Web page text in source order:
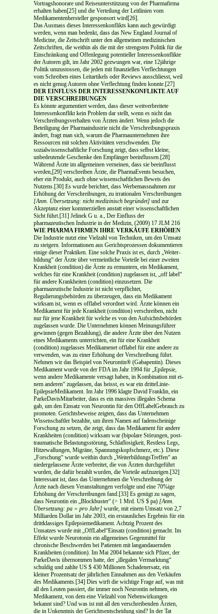
Vortragshonorare und Reiseunterstützung von der Pharmafirma
erhalten haben[25] und die Verteilung der Leitlinien vom
Medikamentenhersteller ge­sponsort wird[26].
Das Ausmass dieses Interessenkonflikts kann auch gewürdigt
werden, wenn man bedenkt, dass das New England Journal of
Medicine, die Zeitschrift unter den allgemeinen medizinischen
Zeit­schriften, die weithin als die mit der strengsten Politik für die
Einschränkung und Offenlegung po­tentieller Interessenkonflikte
der Autoren gilt, im Jahr 2002 gezwungen war, eine 12­jährige
Politik umzustossen, die jeden mit finanziellen Verflechtungen
vom Schreiben eines Leitartikels oder Re­views ausschliesst, weil
es nicht genug Autoren ohne Verflechtung finden konnte.[27]
DER EINFLUSS DER INTERESSENKONFLIKTE AUF
DIE VERSCHREIBUNGEN
Es könnte argumentiert werden, dass dieser weitverbreitete
Interessenkonflikt kein Problem dar­ stellt, wenn es nicht das
Verschreibungsverhalten von Ärzten ändert. Wenn jedoch die
Beteiligung der Pharmaindustrie nicht die Verschreibungspraxis
ändert, fragt man sich, warum die Pharmaunter­nehmen ihre
Ressourcen mit solchen Aktivitäten verschwenden. Die
sozialwissenschaftliche For­schung zeigt, dass selbst kleine,
unbedeutende Geschenke den Empfänger beeinflussen.[28]
Während Ärzte im allgemeinen verneinen, dass sie beeinflusst
werden,[29] verschreiben Ärzte, die Pharma­Events besuchen,
eher ein Produkt, auch ohne wissenschaftlichen Beweis des
Nutzens.[30] Es wurde berichtet, dass Werbemassnahmen zur
Erhöhung der Verschreibungen, zu irrationalen Verschreibun­gen
[Anm. Übersetzung: nicht medizinisch begründet] und zur
Akzeptanz einer kommerziellen an­statt einer wissenschaftlichen
Sicht führt.[31] Jelinek G u. a., Der Einfluss der
pharmazeutischen Industrie in der Medizin, (2009) 17 JLM 216
WIE PHARMA FIRMEN IHRE VERKÄUFE ERHÖHEN
Die Industrie nutzt eine Vielzahl von Techniken, um den Umsatz
zu steigern. Informationen aus Gerichtsprozessen dokumentieren
einige dieser Praktiken. Eine solche Praxis ist es, durch „Weiter­
bildung“ der Ärzte über vermeintliche Vorteile bei einer zweiten
Krankheit (condition) die Ärzte zu ermuntern, ein Medikament,
welches für eine Krankheit (condition) zugelassen ist, „off label“
für andere Krankheiten (condition) einzusetzen. Die
pharmazeutische Industrie ist nicht verpflichtet,
Regulierungsbehörden zu überzeugen, dass ein Medikament
wirksam ist, wenn es off­label verord­net wird. Ärzte können ein
Medikament für jede Krankheit (condition) verschreiben, nicht
nur für jene Krankheit für welche es von den Aufsichtsbehörden
zugelassen wurde. Die Unternehmen kön­nen Meinungsführer
gewinnen (gegen Bezahlung), die andere Ärzte über den Nutzen
eines Medika­ments unterrichten, ein für eine Krankheit
(condition) zugelasses Medikamenet off­label für eine andere zu
verwenden, was zu einer Erhöhung der Verschreibung führt.
Nehmen wir das Beispiel von Neurontin® (Gabapentin). Dieses
Medikament wurde von der FDA im Jahr 1994 für „Epilepsie,
wenn andere Medikamente versagt haben, in Kombination mit ei­
nem anderen“ zugelassen, das heisst, es war ein dritte­Linie­
Epilepsie­Medikament. Im Jahr 1996 klagte David Franklin, ein
Parke­Davis­Mitarbeiter, dass es ein massives illegales Schema
gab, um den Einsatz von Neurontin für den Off­Label­Gebrauch zu
promoten. Gerichtsbeweise zeigten, dass das Unternehmen
Wissenschaftler bezahlte, um ihren Namen auf fadenscheinige
Forschung zu set­zen, die zeigt, dass das Medikament für andere
Krankheiten (condition) wirksam war (bipolare Stö­rungen, post­
traumatische Belastungsstörung, Schlaflosigkeit, Restless Legs,
Hitzewallungen, Mi­gräne, Spannungskopfschmerz, etc.). Diese
„Forschung“ wurde weithin durch „Weiterbildungs­Treffen“ an
niedergelassene Ärzte verbreitet, die von Ärzten durchgeführt
wurden, die dafür bezahlt wurden, die Vorteile aufzuzeigen.[32]
Interessant ist, dass das Unternehmen die Verschreibung der
Ärzte nach diesen Veranstaltungen verfolgte und eine 70%­ige
Erhöhung der Verschreibungen fand.[33] Es genügt zu sagen,
dass Neu­rontin ein „Blockbuster“ (> 1 Mrd. US $ pa) [Anm.
Übersetzung: pa = pro Jahr] wurde, mit einem Umsatz von 2,7
Milliarden Dollar im Jahr 2003, ein erstaunliches Ergebnis für ein
drittklassiges Epilepsiemedikament. Achtzig Prozent des
Umsatzes wurde mit „Off­Label“­Einsatz (condition) gemacht. Im
Effekt wurde Neurotonin ein allgemeines Gegenmittel für
chronische Beschwerden bei Patienten mit langandauernden
Krankheiten (condition). Im Mai 2004 bekannte sich Pfizer, der
Parke­Davis übernommen hatte, der „illegalen Vermarktung“
schuldig und zahlte US $ 430 Millio­nen Schadenersatz, ein
kleiner Prozentsatz der jährlichen Einnahmen aus den Verkäufen
des Medi­kaments.[34] Dies wirft die wichtige Frage auf, was mit
all den Leuten passiert, die immer noch Neu­rontin nehmen, ein
Medikament, von dem eine Vielzahl von Nebenwirkungen
bekannt sind? Und was ist mit all den verschreibenden Ärzten,
die in Unkenntnis der Gerichtsentscheidung sind? In der Tat